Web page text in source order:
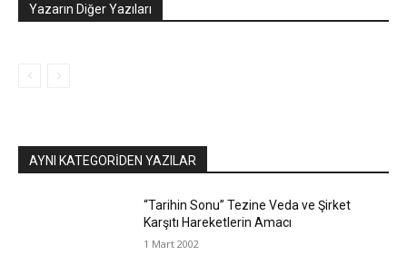
Yazarın Diğer Yazıları
AYNI KATEGORIDEN YAZILAR
“Tarihin Sonu” Tezine Veda ve Şirket
Karşıtı Hareketlerin Amacı
1 Mart 2002